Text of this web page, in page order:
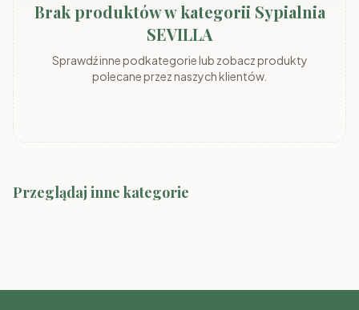
Brak produktów w kategorii Sypialnia
SEVILLA
Sprawdź inne podkategorie lub zobacz produkty
polecane przez naszych klientów.
Przeglądaj inne kategorie
Sypialnia GENEWA